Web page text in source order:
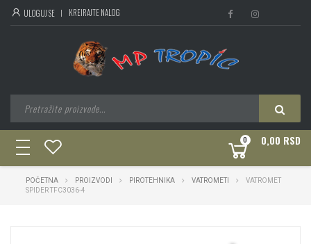
ULOGUJ SE KREIRAJTE NALOG
toggle
navigation
0 0,00 RSD
POČETNA PROIZVODI PIROTEHNIKA VATROMETI
VATROMET
SPIDER TFC3036-4